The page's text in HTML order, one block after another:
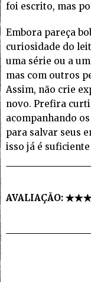
foi escrito, mas
Embora pareça
curiosidade do
uma série ou a
mas com outros
Assim, não crie
novo. Prefira
acompanhando
para salvar seus
isso já é
AVALIAÇÃO: